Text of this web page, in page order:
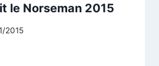
le Norseman 2015
2015